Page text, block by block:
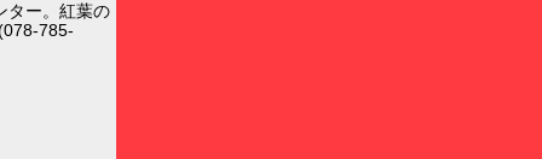
ター。紅葉の
785-